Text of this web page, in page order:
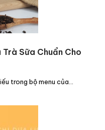
Sữa Chuẩn Cho
trong bộ menu của…